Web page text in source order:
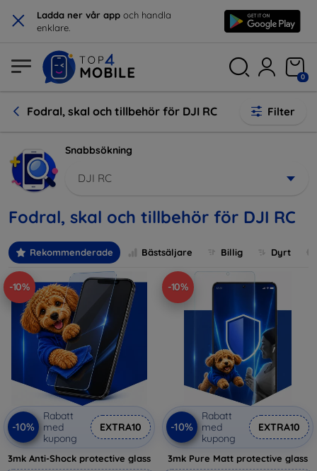
× Ladda ner vår app och handla
enklare.
0
Fodral, skal och tillbehör för DJI RC Filter
Snabbsökning
DJI RC
Fodral, skal och tillbehör för DJI RC
Rekommenderade Bästsäljare Billig Dyrt
-10%
-10%
Rabatt
med
kupong
EXTRA10
3mk Anti-Shock protective glass
-10%
-10%
Rabatt
med
kupong
EXTRA10
3mk Pure Matt protective glass